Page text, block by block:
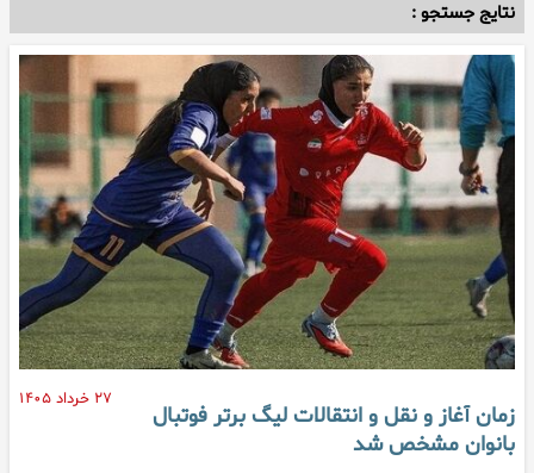
نتایج جستجو :
۲۷ خرداد ۱۴۰۵
زمان آغاز و نقل و انتقالات لیگ برتر فوتبال
بانوان مشخص شد